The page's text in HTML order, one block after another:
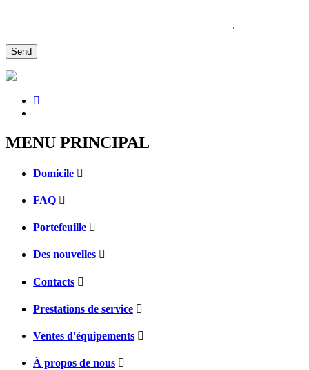
MENU PRINCIPAL
Domicile
FAQ
Portefeuille
Des nouvelles
Contacts
Prestations de service
Ventes d'équipements
À propos de nous